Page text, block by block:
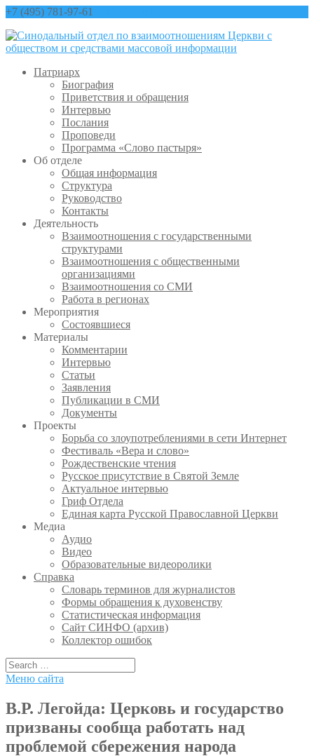
+7 (495) 781-97-61
Патриарх
Биография
Приветствия и обращения
Интервью
Послания
Проповеди
Программа «Слово пастыря»
Об отделе
Общая информация
Структура
Руководство
Контакты
Деятельность
Взаимоотношения с государственными
структурами
Взаимоотношения с общественными
организациями
Взаимоотношения со СМИ
Работа в регионах
Мероприятия
Состоявшиеся
Материалы
Комментарии
Интервью
Статьи
Заявления
Публикации в СМИ
Документы
Проекты
Борьба со злоупотреблениями в сети Интернет
Фестиваль «Вера и слово»
Рождественские чтения
Русское присутствие в Святой Земле
Актуальное интервью
Гриф Отдела
Единая карта Русской Православной Церкви
Медиа
Аудио
Видео
Образовательные видеоролики
Справка
Словарь терминов для журналистов
Формы обращения к духовенству
Статистическая информация
Сайт СИНФО (архив)
Коллектор ошибок
Меню сайта
В.Р. Легойда: Церковь и государство
призваны сообща работать над
проблемой сбережения народа